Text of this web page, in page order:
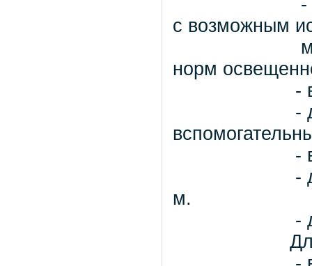
-
с возможным
норм
- высота
- до верха
- высота
- до верха
м.
- до
Для